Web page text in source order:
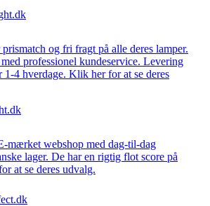
og fri fragt på alle deres lamper.
professionel kundeservice. Levering
4 hverdage. Klik her for at se deres
mærket webshop med dag-til-dag
lager. De har en rigtig flot score på
at se deres udvalg.